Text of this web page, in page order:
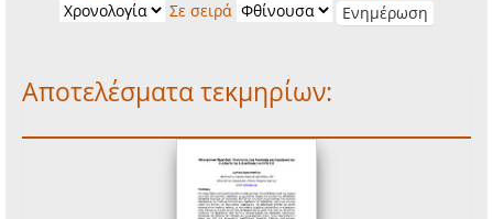
Σε σειρά
Αποτελέσματα τεκμηρίων: